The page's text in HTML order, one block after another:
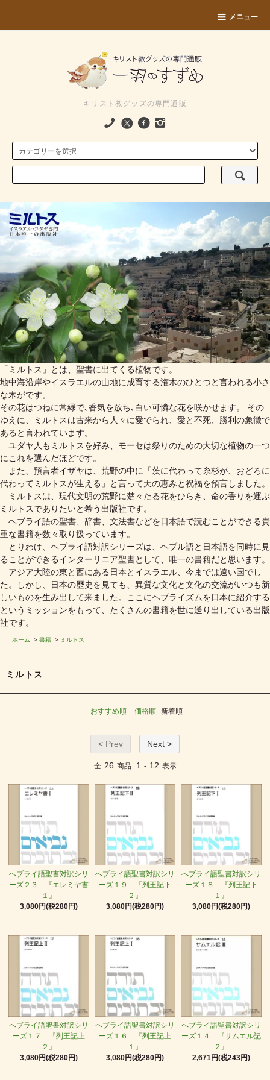
メニュー
キリスト教グッズの専門通販
「ミルトス」とは、聖書に出てくる植物です。
地中海沿岸やイスラエルの山地に成育する潅木のひとつと言われる小さ
な木がです。
その花はつねに常緑で､香気を放ち､白い可憐な花を咲かせます。 その
ゆえに、ミルトスは古来から人々に愛でられ、愛と不死、勝利の象徴で
あると言われています。
ユダヤ人もミルトスを好み、モーセは祭りのための大切な植物の一つ
にこれを選んだほどです。
また、預言者イザヤは、荒野の中に「茨に代わって糸杉が、おどろに
代わってミルトスが生える」と言って天の恵みと祝福を預言しました。
ミルトスは、現代文明の荒野に楚々たる花をひらき、命の香りを運ぶ
ミルトスでありたいと希う出版社です。
ヘブライ語の聖書、辞書、文法書などを日本語で読むことができる貴
重な書籍を数々取り扱っています。
とりわけ、ヘブライ語対訳シリーズは、ヘブル語と日本語を同時に見
ることができるインターリニア聖書として、唯一の書籍だと思います。
アジア大陸の東と西にある日本とイスラエル、今までは遠い国でし
た。しかし、日本の歴史を見ても、異質な文化と文化の交流がいつも新
しいものを生み出して来ました。ここにヘブライズムを日本に紹介する
というミッションをもって、たくさんの書籍を世に送り出している出版
社です。
ホーム > 書籍 > ミルトス
ミルトス
おすすめ順 価格順 新着順
< Prev Next >
全 26 商品 1 - 12 表示
へブライ語聖書対訳シリ
ーズ２３ 『エレミヤ書
１』
3,080円(税280円)
へブライ語聖書対訳シリ
ーズ１９ 『列王記下
２』
3,080円(税280円)
へブライ語聖書対訳シリ
ーズ１８ 『列王記下
１』
3,080円(税280円)
へブライ語聖書対訳シリ
ーズ１７ 『列王記上
２』
3,080円(税280円)
へブライ語聖書対訳シリ
ーズ１６ 『列王記上
１』
3,080円(税280円)
へブライ語聖書対訳シリ
ーズ１４ 『サムエル記
２』
2,671円(税243円)